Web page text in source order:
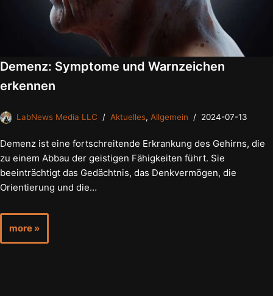
Demenz: Symptome und Warnzeichen
erkennen
LabNews Media LLC Aktuelles, Allgemein 2024-07-13
Demenz ist eine fortschreitende Erkrankung des Gehirns, die
zu einem Abbau der geistigen Fähigkeiten führt. Sie
beeinträchtigt das Gedächtnis, das Denkvermögen, die
Orientierung und die…
more »